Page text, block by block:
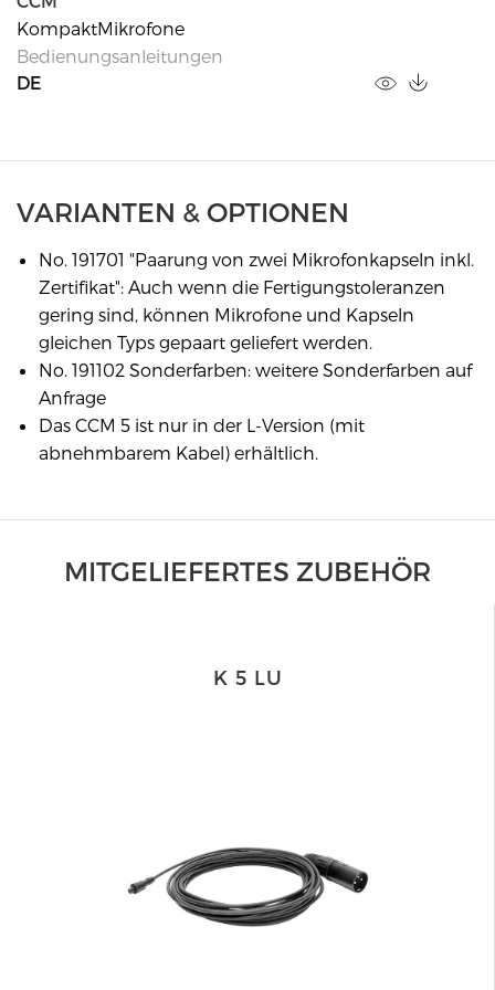
KompaktMikrofone
Bedienungsanleitungen
DE
VARIANTEN & OPTIONEN
No. 191701 "Paarung von zwei Mikrofonkapseln inkl.
Zertifikat": Auch wenn die Fertigungstoleranzen
gering sind, können Mikrofone und Kapseln
gleichen Typs gepaart geliefert werden.
No. 191102 Sonderfarben: weitere Sonderfarben auf
Anfrage
Das CCM 5 ist nur in der L-Version (mit
abnehmbarem Kabel) erhältlich.
MITGELIEFERTES ZUBEHÖR
K 5 LU